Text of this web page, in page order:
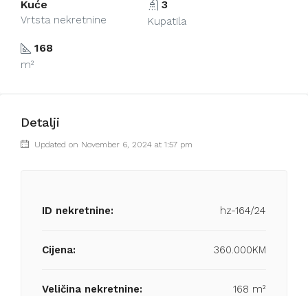
Kuće
Vrtsta nekretnine
3
Kupatila
168
m²
Detalji
Updated on November 6, 2024 at 1:57 pm
ID nekretnine: hz-164/24
Cijena: 360.000KM
Veličina nekretnine: 168 m²